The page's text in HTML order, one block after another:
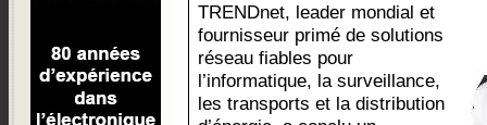
TRENDnet, leader mondial et
fournisseur primé de solutions
réseau fiables pour
l’informatique, la surveillance,
les transports et la distribution